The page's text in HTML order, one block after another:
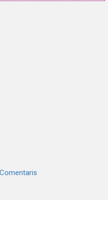
Comentaris